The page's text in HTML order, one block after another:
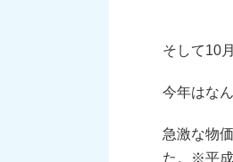
そして10
今年はな
急激な物
た。※平成